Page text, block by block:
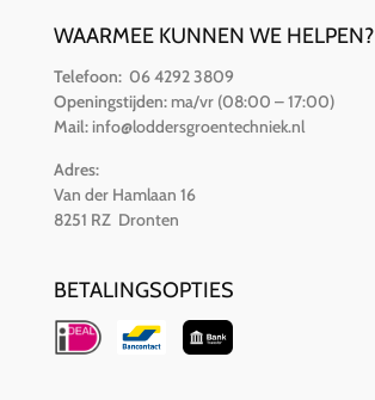
WAARMEE KUNNEN WE HELPEN?
Telefoon: 06 4292 3809
Openingstijden:ma/vr (08:00 – 17:00)
Mail: info@loddersgroentechniek.nl
Adres:
Van der Hamlaan 16
8251 RZ Dronten
BETALINGSOPTIES